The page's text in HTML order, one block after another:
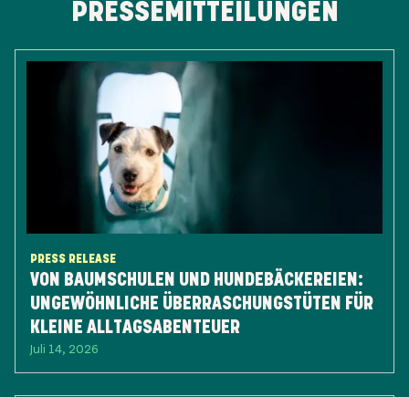
PRESSEMITTEILUNGEN
PRESS RELEASE
VON BAUMSCHULEN UND HUNDEBÄCKEREIEN:
UNGEWÖHNLICHE ÜBERRASCHUNGSTÜTEN FÜR
KLEINE ALLTAGSABENTEUER
Juli 14, 2026